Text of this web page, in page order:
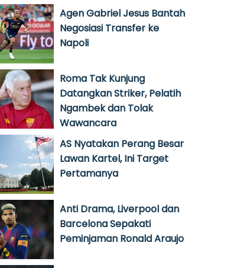
Agen Gabriel Jesus Bantah
Negosiasi Transfer ke
Napoli
Roma Tak Kunjung
Datangkan Striker, Pelatih
Ngambek dan Tolak
Wawancara
AS Nyatakan Perang Besar
Lawan Kartel, Ini Target
Pertamanya
Anti Drama, Liverpool dan
Barcelona Sepakati
Peminjaman Ronald Araujo